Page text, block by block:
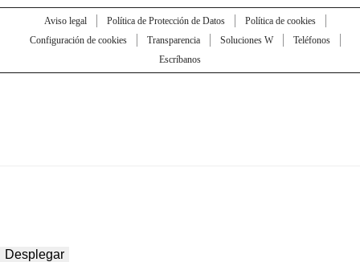
Aviso legal Política de Protección de Datos
Política de cookies
Configuración de cookies
Transparencia Soluciones W
Teléfonos
Escríbanos
Desplegar